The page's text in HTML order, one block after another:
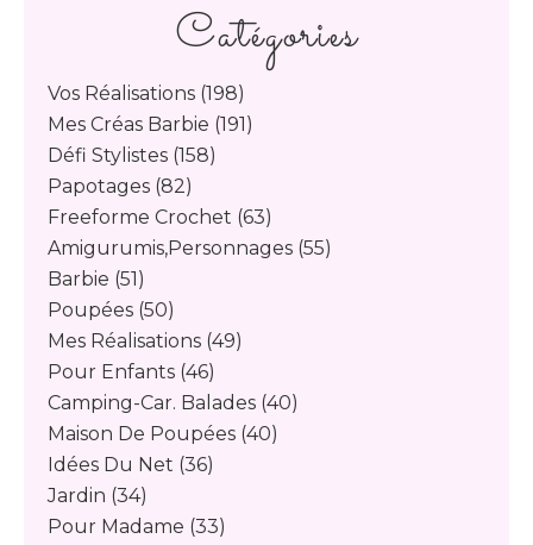
Catégories
Vos Réalisations (198)
Mes Créas Barbie (191)
Défi Stylistes (158)
Papotages (82)
Freeforme Crochet (63)
Amigurumis,personnages (55)
Barbie (51)
Poupées (50)
Mes Réalisations (49)
Pour Enfants (46)
Camping-Car. Balades (40)
Maison De Poupées (40)
Idées Du Net (36)
Jardin (34)
Pour Madame (33)